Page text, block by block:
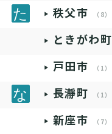
秩父市 （8）
ときがわ町
戸田市 （1）
長瀞町 （1）
新座市 （7）